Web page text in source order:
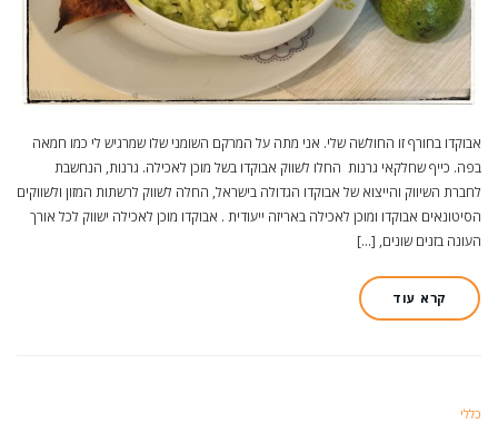
אבוקדו בחורף זו החולשה שלי. אני מתה על המרקם השומני שלו שמרגיש לי כמו חמאה
בפה. כייף שחלקאי גרנות החלו לשווק אבוקדו בשל מוכן לאכילה. גרנות, הנחשבת
לחברת השיווק והייצוא של אבוקדו הגדולה בישראל, החלה לשווק לרשתות המזון ולשווקים
הסיטונאים אבוקדו ומוכן לאכילה באריזה ייעודית . אבוקדו מוכן לאכילה ישווק לכל אורך
העונה בזנים שונים, […]
קרא עוד
כללי